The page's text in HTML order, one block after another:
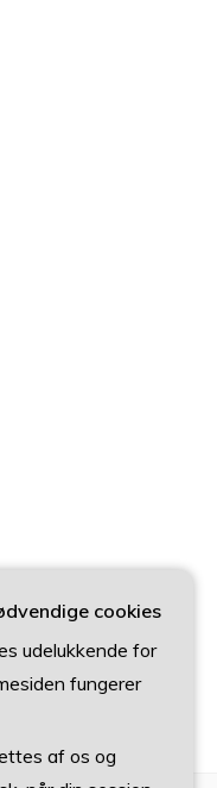
cookies
udelukkende for
fungerer
af os og